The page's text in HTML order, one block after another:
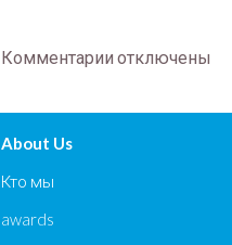
Комментарии отключены
About Us
Кто мы
awards